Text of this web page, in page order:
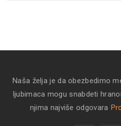
Naša želja je da obezbedimo
ljubimaca mogu snabdeti
njima najviše odgovara